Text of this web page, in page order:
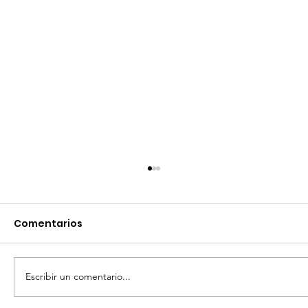
Comentarios
Escribir un comentario...